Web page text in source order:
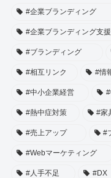
#企業ブランディング
#企業ブランディング支援
#ブランディング
#相互リンク #情
#中小企業経営
#熱中症対策 #家
#売上アップ #
#Webマーケティング
#人手不足 #DX